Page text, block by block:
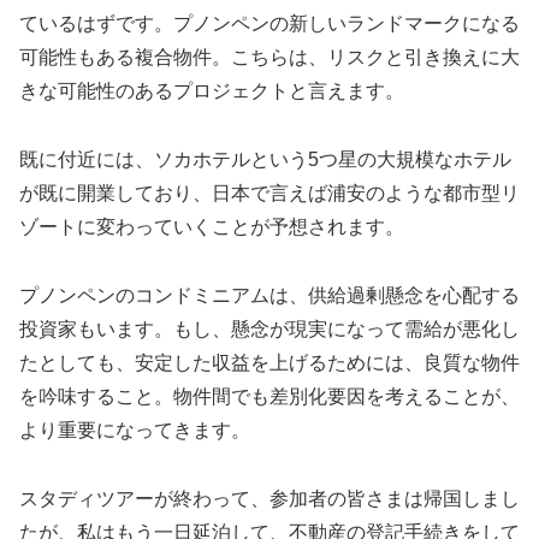
ているはずです。プノンペンの新しいランドマークになる
可能性もある複合物件。こちらは、リスクと引き換えに大
きな可能性のあるプロジェクトと言えます。
既に付近には、ソカホテルという5つ星の大規模なホテル
が既に開業しており、日本で言えば浦安のような都市型リ
ゾートに変わっていくことが予想されます。
プノンペンのコンドミニアムは、供給過剰懸念を心配する
投資家もいます。もし、懸念が現実になって需給が悪化し
たとしても、安定した収益を上げるためには、良質な物件
を吟味すること。物件間でも差別化要因を考えることが、
より重要になってきます。
スタディツアーが終わって、参加者の皆さまは帰国しまし
たが、私はもう一日延泊して、不動産の登記手続きをして